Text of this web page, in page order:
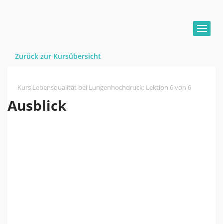
Zurück zur Kursübersicht
Kurs Lebensqualität bei Lungenhochdruck: Lektion 6 von 6
Ausblick